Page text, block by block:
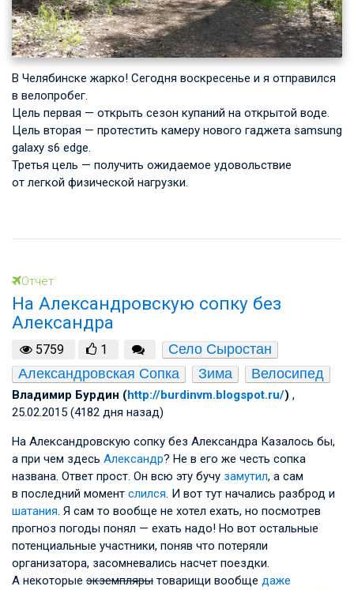
В Челябинске жарко! Сегодня воскресенье и я отправился
в велопробег.
Цель первая — открыть сезон купаний на открытой воде.
Цель вторая — протестить камеру нового гаджета samsung
galaxy s6 edge.
Третья цель — получить ожидаемое удовольствие
от легкой физической нагрузки.
Отчет
На Александровскую сопку без
Александра
5759 1
Село Сыростан
Александровская Сопка
Зима Велосипед
Владимир Бурдин (http://burdinvm.blogspot.ru/) ,
25.02.2015 (4182 дня назад)
На Александровскую сопку без Александра Казалось бы,
а при чем здесь Александр? Не в его же честь сопка
названа. Ответ прост. Он всю эту бучу замутил, а сам
в последний момент слился. И вот тут начались разброд и
шатания. Я сам то вообще не хотел ехать, но посмотрев
прогноз погоды понял — ехать надо! Но вот остальные
потенциальные участники, поняв что потеряли
организатора, засомневались насчет поездки.
А некоторые экземпляры товарищи вообще даже